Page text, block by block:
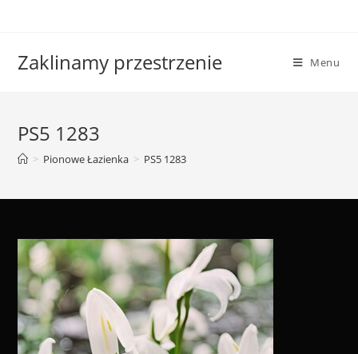
Zaklinamy przestrzenie Menu
PS5 1283
> Pionowe Łazienka > PS5 1283